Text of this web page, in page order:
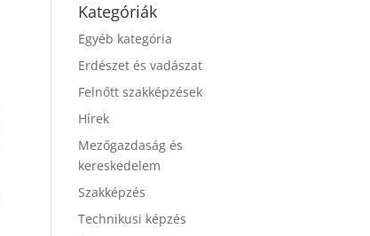
Kategóriák
Egyéb kategória
Erdészet és vadászat
Felnőtt szakképzések
Hírek
Mezőgazdaság és
kereskedelem
Szakképzés
Technikusi képzés